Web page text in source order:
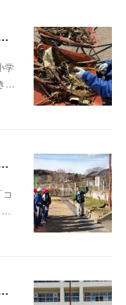
「楮を育てて紙を漉こう」
学
…
う！～コウゾの収穫と表皮とり
う！～コウゾの成長とお手入れ